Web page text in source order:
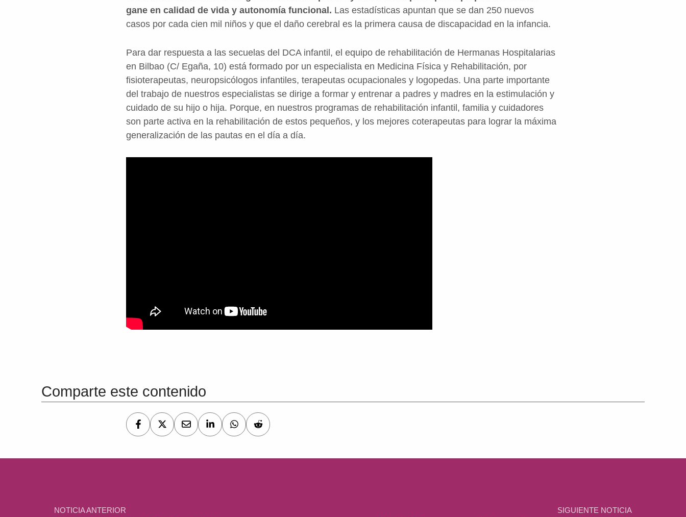
gane en calidad de vida y autonomía funcional. Las estadísticas apuntan que se dan 250 nuevos
casos por cada cien mil niños y que el daño cerebral es la primera causa de discapacidad en la infancia.
Para dar respuesta a las secuelas del DCA infantil, el equipo de rehabilitación de Hermanas Hospitalarias
en Bilbao (C/ Egaña, 10) está formado por un especialista en Medicina Física y Rehabilitación, por
fisioterapeutas, neuropsicólogos infantiles, terapeutas ocupacionales y logopedas. Una parte importante
del trabajo de nuestros especialistas se dirige a formar y entrenar a padres y madres en la estimulación y
cuidado de su hijo o hija. Porque, en nuestros programas de rehabilitación infantil, familia y cuidadores
son parte activa en la rehabilitación de estos pequeños, y los mejores coterapeutas para lograr la máxima
generalización de las pautas en el día a día.
Comparte este contenido
NOTICIA ANTERIOR SIGUIENTE NOTICIA